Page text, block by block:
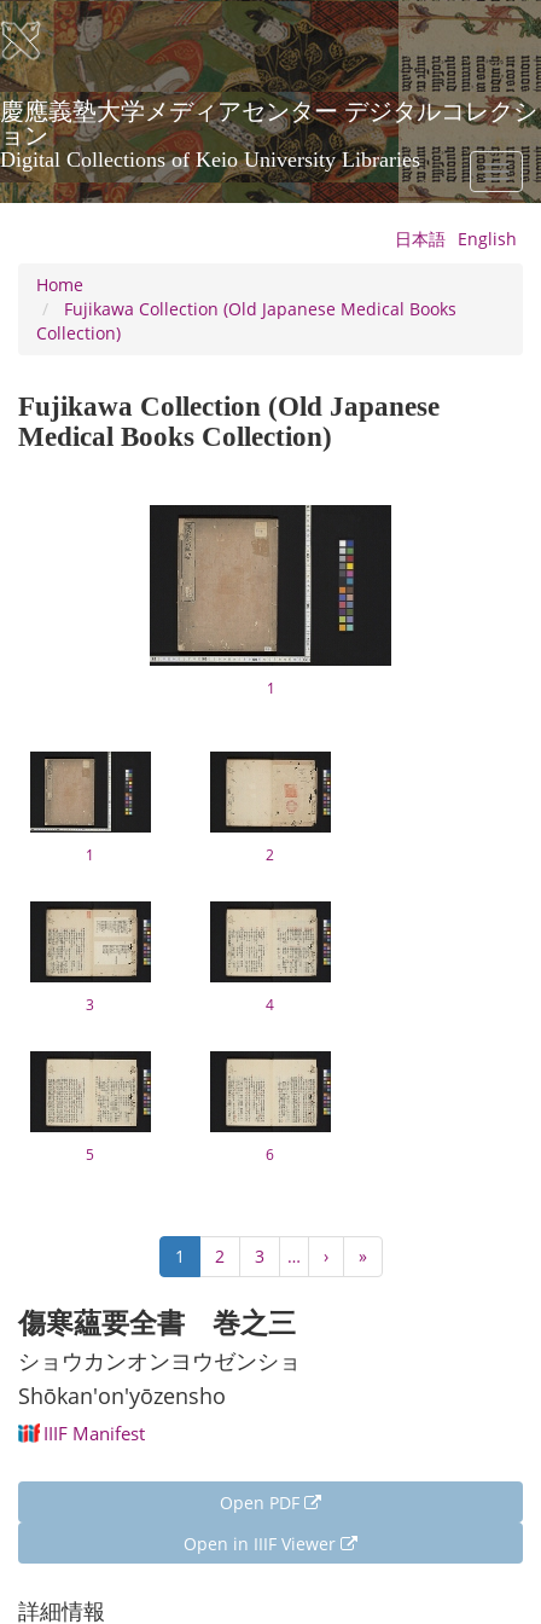
Skip
to
main
content
慶應義塾大学メディアセンター デジタルコレクシ
ョン
Digital Collections of Keio University Libraries
Toggle
日本語 English
Home
Fujikawa Collection (Old Japanese Medical Books
Collection)
Fujikawa Collection (Old Japanese
Medical Books Collection)
1
1 2
3 4
5 6
Current
page
1 Page
2 Page
3 …
Next
page
›
Last
page
»
傷寒蘊要全書 巻之三
ショウカンオンヨウゼンショ
Shōkan'on'yōzensho
IIIF Manifest
Open PDF
Open in IIIF Viewer
詳細情報